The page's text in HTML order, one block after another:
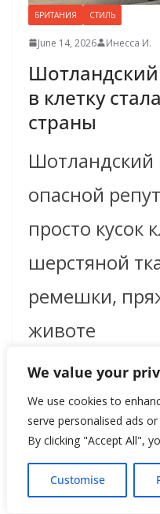
We value your
We use cookies to
serve personalised ads
By clicking "Accept All",
Customise
БРИТАНИЯ СТИЛЬ
June 14, 2026 Инесса И.
в клетку
страны
опасной
просто кусок
шерстяной
ремешки,
животе
Read more